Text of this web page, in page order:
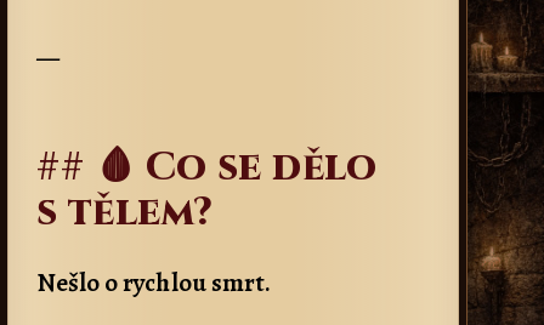
—
## 🩸 Co se dělo
s tělem?
Nešlo o rychlou smrt.